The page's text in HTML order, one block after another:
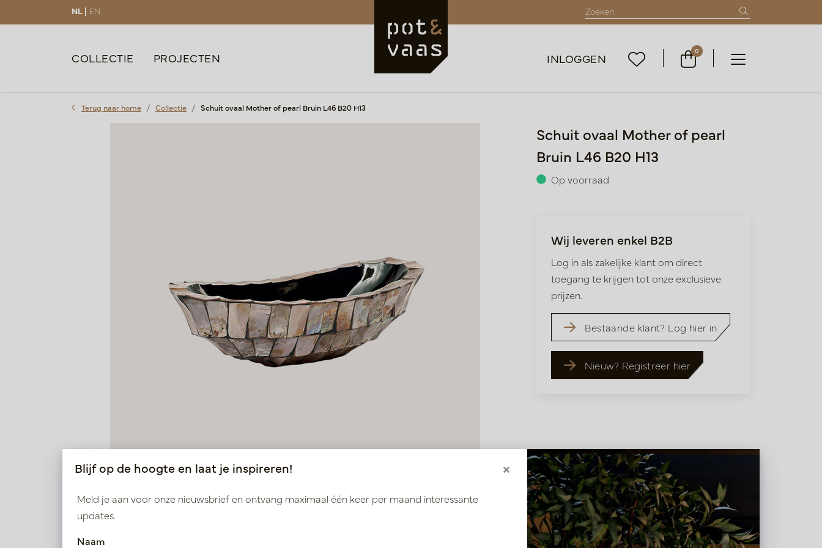
NL | EN
COLLECTIE PROJECTEN INLOGGEN 0
Terug naar home Collectie Schuit ovaal Mother of pearl Bruin L46 B20 H13
Schuit ovaal Mother of pearl
Bruin L46 B20 H13
Op voorraad
Wij leveren enkel B2B
Log in als zakelijke klant om direct
toegang te krijgen tot onze exclusieve
prijzen.
Bestaande klant? Log hier in
Nieuw? Registreer hier
Blijf op de hoogte en laat je inspireren! ×
Meld je aan voor onze nieuwsbrief en ontvang maximaal één keer per maand interessante
updates.
Naam